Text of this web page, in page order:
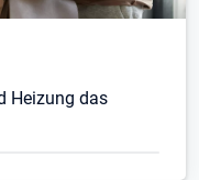
Heizung das